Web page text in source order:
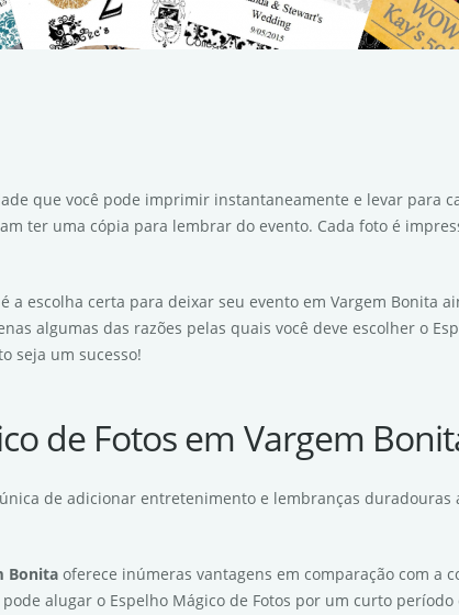
que você pode imprimir instantaneamente e levar para
ter uma cópia para lembrar do evento. Cada foto é
a escolha certa para deixar seu evento em Vargem Bonita
algumas das razões pelas quais você deve escolher o
seja um sucesso!
de Fotos em Vargem
de adicionar entretenimento e lembranças duradouras
Bonita oferece inúmeras vantagens em comparação com a
alugar o Espelho Mágico de Fotos por um curto